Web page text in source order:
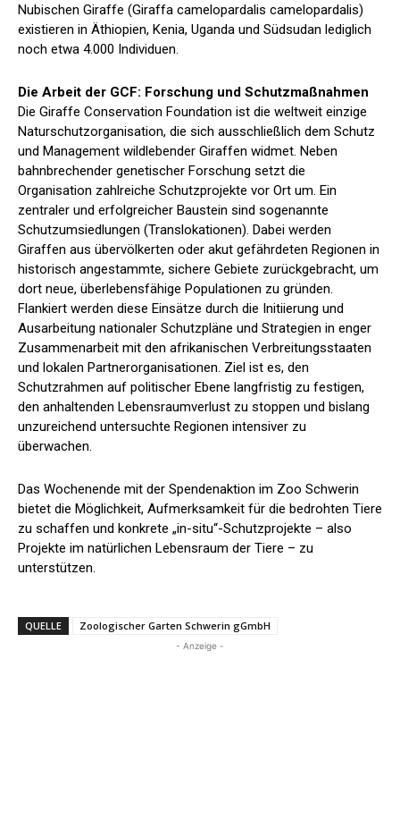
Nubischen Giraffe (Giraffa camelopardalis camelopardalis)
existieren in Äthiopien, Kenia, Uganda und Südsudan lediglich
noch etwa 4.000 Individuen.
Die Arbeit der GCF: Forschung und Schutzmaßnahmen
Die Giraffe Conservation Foundation ist die weltweit einzige
Naturschutzorganisation, die sich ausschließlich dem Schutz
und Management wildlebender Giraffen widmet. Neben
bahnbrechender genetischer Forschung setzt die
Organisation zahlreiche Schutzprojekte vor Ort um. Ein
zentraler und erfolgreicher Baustein sind sogenannte
Schutzumsiedlungen (Translokationen). Dabei werden
Giraffen aus übervölkerten oder akut gefährdeten Regionen in
historisch angestammte, sichere Gebiete zurückgebracht, um
dort neue, überlebensfähige Populationen zu gründen.
Flankiert werden diese Einsätze durch die Initiierung und
Ausarbeitung nationaler Schutzpläne und Strategien in enger
Zusammenarbeit mit den afrikanischen Verbreitungsstaaten
und lokalen Partnerorganisationen. Ziel ist es, den
Schutzrahmen auf politischer Ebene langfristig zu festigen,
den anhaltenden Lebensraumverlust zu stoppen und bislang
unzureichend untersuchte Regionen intensiver zu
überwachen.
Das Wochenende mit der Spendenaktion im Zoo Schwerin
bietet die Möglichkeit, Aufmerksamkeit für die bedrohten Tiere
zu schaffen und konkrete „in-situ“-Schutzprojekte – also
Projekte im natürlichen Lebensraum der Tiere – zu
unterstützen.
QUELLE Zoologischer Garten Schwerin gGmbH
- Anzeige -